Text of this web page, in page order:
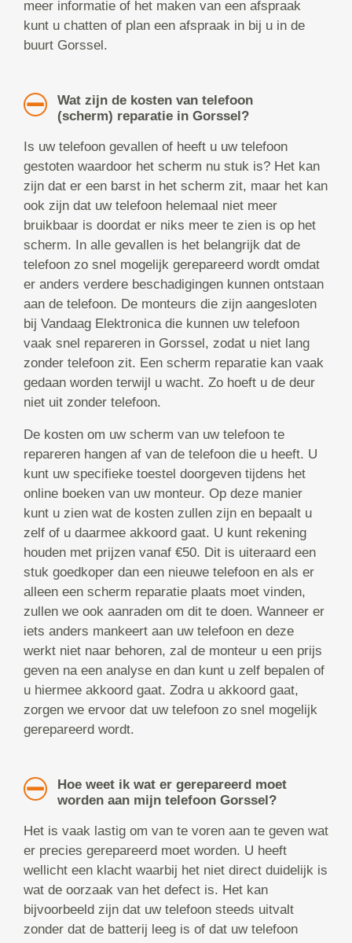
meer informatie of het maken van een afspraak
kunt u chatten of plan een afspraak in bij u in de
buurt Gorssel.
Wat zijn de kosten van telefoon
(scherm) reparatie in Gorssel?
Is uw telefoon gevallen of heeft u uw telefoon
gestoten waardoor het scherm nu stuk is? Het kan
zijn dat er een barst in het scherm zit, maar het kan
ook zijn dat uw telefoon helemaal niet meer
bruikbaar is doordat er niks meer te zien is op het
scherm. In alle gevallen is het belangrijk dat de
telefoon zo snel mogelijk gerepareerd wordt omdat
er anders verdere beschadigingen kunnen ontstaan
aan de telefoon. De monteurs die zijn aangesloten
bij Vandaag Elektronica die kunnen uw telefoon
vaak snel repareren in Gorssel, zodat u niet lang
zonder telefoon zit. Een scherm reparatie kan vaak
gedaan worden terwijl u wacht. Zo hoeft u de deur
niet uit zonder telefoon.
De kosten om uw scherm van uw telefoon te
repareren hangen af van de telefoon die u heeft. U
kunt uw specifieke toestel doorgeven tijdens het
online boeken van uw monteur. Op deze manier
kunt u zien wat de kosten zullen zijn en bepaalt u
zelf of u daarmee akkoord gaat. U kunt rekening
houden met prijzen vanaf €50. Dit is uiteraard een
stuk goedkoper dan een nieuwe telefoon en als er
alleen een scherm reparatie plaats moet vinden,
zullen we ook aanraden om dit te doen. Wanneer er
iets anders mankeert aan uw telefoon en deze
werkt niet naar behoren, zal de monteur u een prijs
geven na een analyse en dan kunt u zelf bepalen of
u hiermee akkoord gaat. Zodra u akkoord gaat,
zorgen we ervoor dat uw telefoon zo snel mogelijk
gerepareerd wordt.
Hoe weet ik wat er gerepareerd moet
worden aan mijn telefoon Gorssel?
Het is vaak lastig om van te voren aan te geven wat
er precies gerepareerd moet worden. U heeft
wellicht een klacht waarbij het niet direct duidelijk is
wat de oorzaak van het defect is. Het kan
bijvoorbeeld zijn dat uw telefoon steeds uitvalt
zonder dat de batterij leeg is of dat uw telefoon